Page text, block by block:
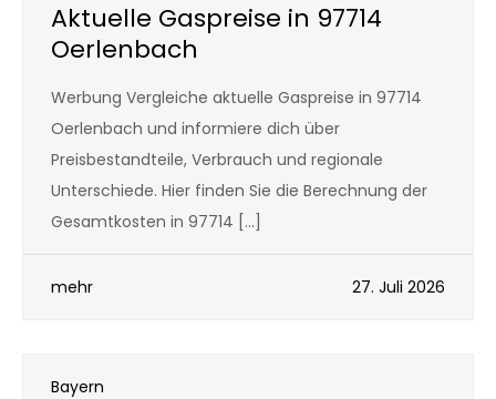
Aktuelle Gaspreise in 97714
Oerlenbach
Werbung Vergleiche aktuelle Gaspreise in 97714
Oerlenbach und informiere dich über
Preisbestandteile, Verbrauch und regionale
Unterschiede. Hier finden Sie die Berechnung der
Gesamtkosten in 97714 […]
mehr 27. Juli 2026
Bayern